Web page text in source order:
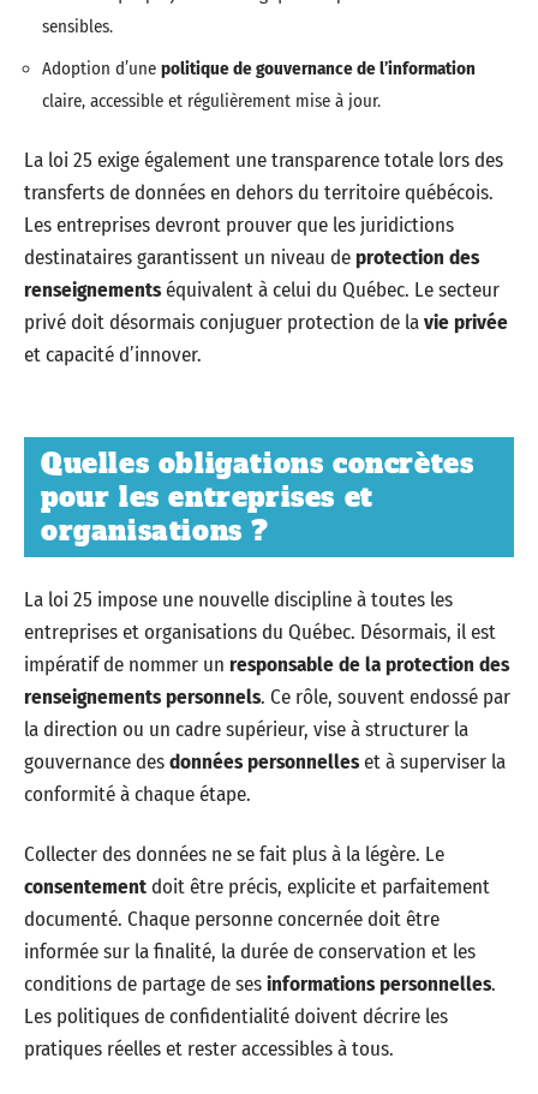
sensibles.
Adoption d’une politique de gouvernance de l’information
claire, accessible et régulièrement mise à jour.
La loi 25 exige également une transparence totale lors des
transferts de données en dehors du territoire québécois.
Les entreprises devront prouver que les juridictions
destinataires garantissent un niveau deprotection des
renseignementséquivalent à celui du Québec. Le secteur
privé doit désormais conjuguer protection de lavie privée
et capacité d’innover.
Quelles obligations concrètes
pour les entreprises et
organisations ?
La loi 25 impose une nouvelle discipline à toutes les
entreprises et organisations du Québec. Désormais, il est
impératif de nommer un responsable de la protection des
renseignements personnels. Ce rôle, souvent endossé par
la direction ou un cadre supérieur, vise à structurer la
gouvernance desdonnées personnelleset à superviser la
conformité à chaque étape.
Collecter des données ne se fait plus à la légère. Le
consentementdoit être précis, explicite et parfaitement
documenté. Chaque personne concernée doit être
informée sur la finalité, la durée de conservation et les
conditions de partage de sesinformations personnelles.
Les politiques de confidentialité doivent décrire les
pratiques réelles et rester accessibles à tous.